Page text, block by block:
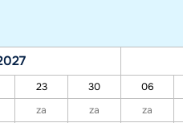
23 30 06
za za za